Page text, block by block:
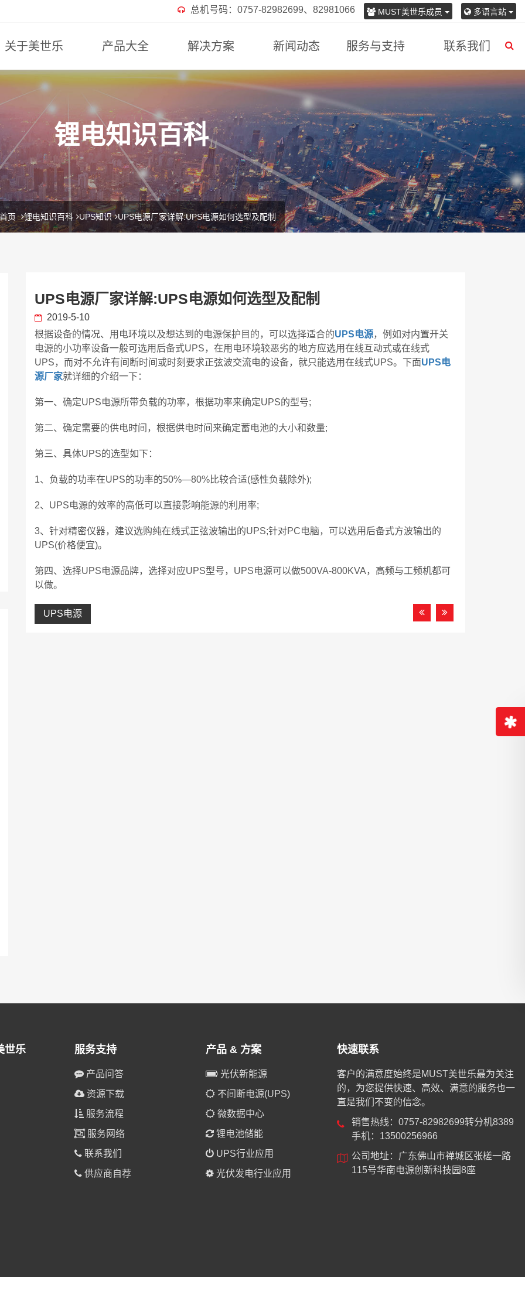
多语言站
MUST美世乐成员
总机号码：0757-82982699、82981066
关于美世乐 产品大全 解决方案 新闻动态 服务与支持 联系我们
锂电知识百科
页 锂电知识百科 UPS知识 UPS电源厂家详解:UPS电源如何选型及配制
UPS电源厂家详解:UPS电源如何选型及配制
2019-5-10
根据设备的情况、用电环境以及想达到的电源保护目的，可以选择适合的UPS电源，例如对内置开关
电源的小功率设备一般可选用后备式UPS，在用电环境较恶劣的地方应选用在线互动式或在线式
UPS，而对不允许有间断时间或时刻要求正弦波交流电的设备，就只能选用在线式UPS。下面UPS电
源厂家就详细的介绍一下：
第一、确定UPS电源所带负载的功率，根据功率来确定UPS的型号;
第二、确定需要的供电时间，根据供电时间来确定蓄电池的大小和数量;
第三、具体UPS的选型如下：
1、负载的功率在UPS的功率的50%—80%比较合适(感性负载除外);
2、UPS电源的效率的高低可以直接影响能源的利用率;
3、针对精密仪器，建议选购纯在线式正弦波输出的UPS;针对PC电脑，可以选用后备式方波输出的
UPS(价格便宜)。
第四、选择UPS电源品牌，选择对应UPS型号，UPS电源可以做500VA-800KVA，高频与工频机都可
以做。
UPS电源
世乐 服务支持
产品问答
资源下载
服务流程
服务网络
联系我们
供应商自荐
产品 & 方案
光伏新能源
不间断电源(UPS)
微数据中心
锂电池储能
UPS行业应用
光伏发电行业应用
快速联系
客户的满意度始终是MUST美世乐最为关注
的，为您提供快速、高效、满意的服务也一
直是我们不变的信念。
销售热线：0757-82982699转分机8389
手机：13500256966
公司地址：广东佛山市禅城区张槎一路
115号华南电源创新科技园8座